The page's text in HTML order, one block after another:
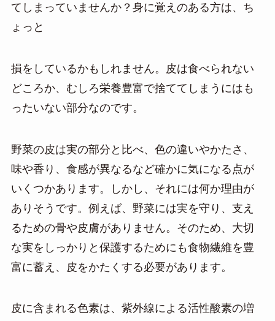
てしまっていませんか？身に覚えのある方は、ち
ょっと
損をしているかもしれません。皮は食べられない
どころか、むしろ栄養豊富で捨ててしまうにはも
ったいない部分なのです。
野菜の皮は実の部分と比べ、色の違いやかたさ 、
味や香り、食感が異なるなど確かに気になる点が
いくつかあります。しかし、それには何か理由が
ありそうです。例えば、野菜には実を守り、支え
るための骨や皮膚がありません。そのため、大切
な実をしっかりと保護するためにも食物繊維を豊
富に蓄え、皮をかたくする必要があります。
皮に含まれる色素は、紫外線による活性酸素の増